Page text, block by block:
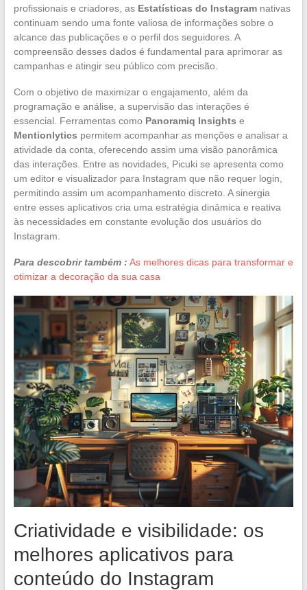
profissionais e criadores, as Estatísticas do Instagramnativas
continuam sendo uma fonte valiosa de informações sobre o
alcance das publicações e o perfil dos seguidores. A
compreensão desses dados é fundamental para aprimorar as
campanhas e atingir seu público com precisão.
Com o objetivo de maximizar o engajamento, além da
programação e análise, a supervisão das interações é
essencial. Ferramentas como Panoramiq Insights e
Mentionlytics permitem acompanhar as menções e analisar a
atividade da conta, oferecendo assim uma visão panorâmica
das interações. Entre as novidades, Picuki se apresenta como
um editor e visualizador para Instagram que não requer login,
permitindo assim um acompanhamento discreto. A sinergia
entre esses aplicativos cria uma estratégia dinâmica e reativa
às necessidades em constante evolução dos usuários do
Instagram.
Para descobrir também : As melhores dicas para transformar e
otimizar a decoração da sua casa
Criatividade e visibilidade: os
melhores aplicativos para
conteúdo do Instagram